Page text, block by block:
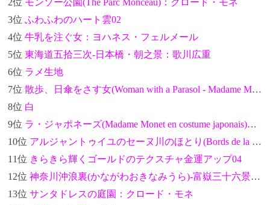
3位 ふわふわのハート雲02
4位 牛乳を注ぐ女：ヨハネス・フェルメール
5位 東海道五拾三次-日本橋・朝之景：歌川広重
6位 ラメ生地
7位 散歩、日傘をさす女(Woman with a Parasol - Madame Monet and Her Son)：クロード・モネ
8位 白
9位 ラ・ジャポネーズ(Madame Monet en costume japonais)：クロード・モネ
10位 アルジャントゥイユのセーヌ川のほとり(Bords de la Seine à Argenteuil)：クロード・モネ
11位 きらきら輝くゴールドのテクスチャ金運アップ04
12位 神奈川沖浪裏(かながわおきなみうら)-富嶽三十六景：葛飾北斎
13位 サンタドレスの庭園：クロード・モネ